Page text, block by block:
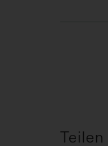
Teilen